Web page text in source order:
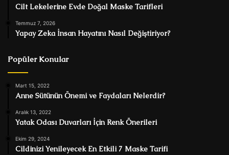
Cilt Lekelerine Evde Doğal Maske Tarifleri
Temmuz 7, 2026
Yapay Zeka İnsan Hayatını Nasıl Değiştiriyor?
Popüler Konular
Mart 15, 2022
Anne Sütünün Önemi ve Faydaları Nelerdir?
Aralık 13, 2022
Yatak Odası Duvarları İçin Renk Önerileri
Ekim 29, 2024
Cildinizi Yenileyecek En Etkili 7 Maske Tarifi